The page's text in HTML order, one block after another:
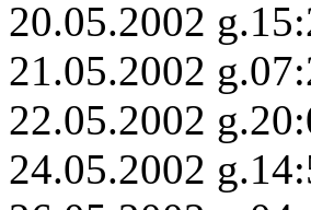
20.05.2002
21.05.2002
22.05.2002
24.05.2002